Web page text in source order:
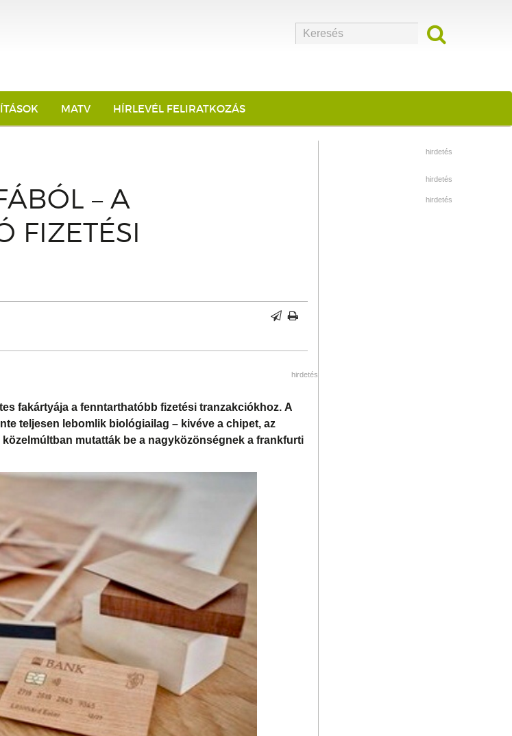
MATV HÍRLEVÉL FELIRATKOZÁS
– A
FIZETÉSI
hirdetés
fakártyája a fenntarthatóbb fizetési tranzakciókhoz. A
teljesen lebomlik biológiailag – kivéve a chipet, az
mutatták be a nagyközönségnek a frankfurti
hirdetés
hirdetés
hirdetés